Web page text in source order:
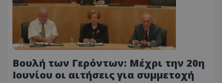
Βουλή των Γερόντων: Μέχρι την 20η
Ιουνίου οι αιτήσεις για συμμετοχή